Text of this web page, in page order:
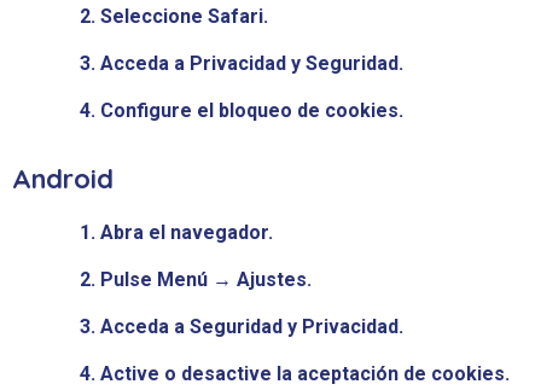
Seleccione Safari.
Acceda a Privacidad y Seguridad.
Configure el bloqueo de cookies.
Android
Abra el navegador.
Pulse Menú → Ajustes.
Acceda a Seguridad y Privacidad.
Active o desactive la aceptación de cookies.